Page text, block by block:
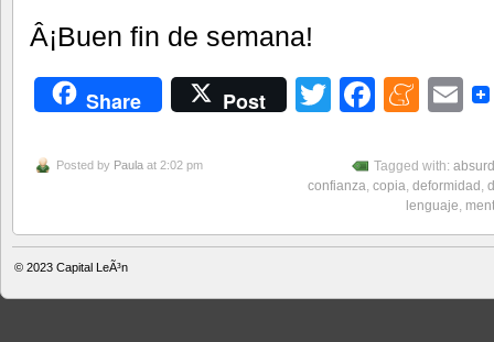
Â¡Buen fin de semana!
Share Post Twitter
Posted by Paula at 2:02 pm Tagged with:
confianza copia deformidad
lenguaje
© 2023 Capital LeÃ³n